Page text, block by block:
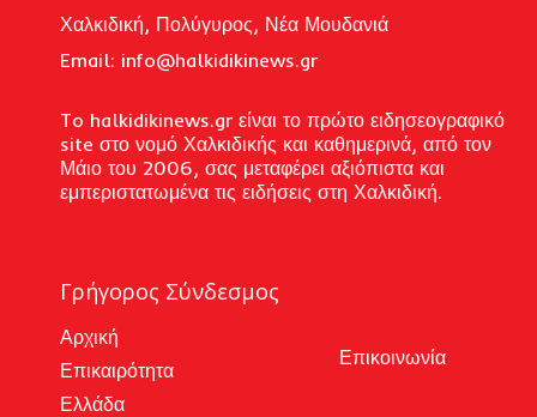
Χαλκιδική, Πολύγυρος, Νέα Μουδανιά
Email: info@halkidikinews.gr
To halkidikinews.gr είναι το πρώτο ειδησεογραφικό
site στο νομό Χαλκιδικής και καθημερινά, από τον
Μάιο του 2006, σας μεταφέρει αξιόπιστα και
εμπεριστατωμένα τις ειδήσεις στη Χαλκιδική.
Γρήγορος Σύνδεσμος
Αρχική
Επικαιρότητα
Ελλάδα
Επικοινωνία